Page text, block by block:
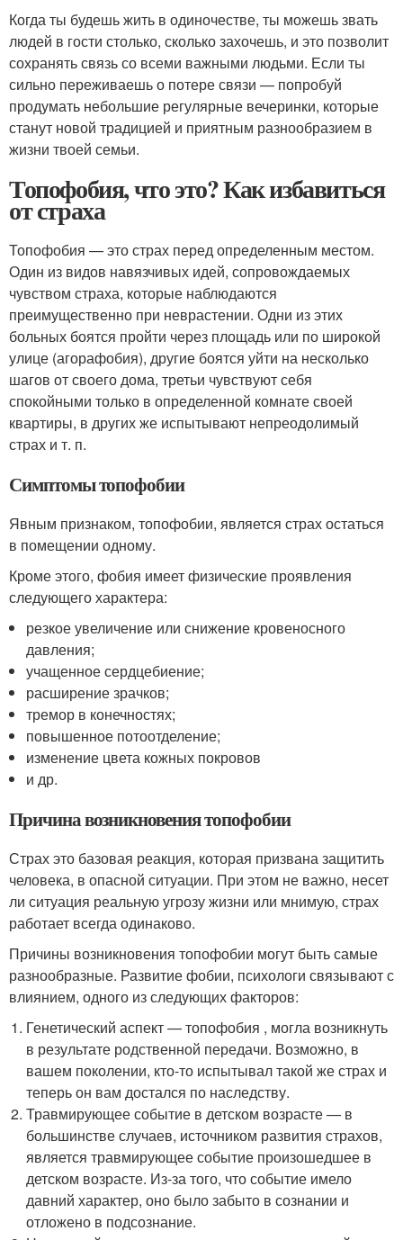
Когда ты будешь жить в одиночестве, ты можешь звать
людей в гости столько, сколько захочешь, и это позволит
сохранять связь со всеми важными людьми. Если ты
сильно переживаешь о потере связи — попробуй
продумать небольшие регулярные вечеринки, которые
станут новой традицией и приятным разнообразием в
жизни твоей семьи.
Топофобия, что это? Как избавиться
от страха
Топофобия — это страх перед определенным местом.
Один из видов навязчивых идей, сопровождаемых
чувством страха, которые наблюдаются
преимущественно при неврастении. Одни из этих
больных боятся пройти через площадь или по широкой
улице (агорафобия), другие боятся уйти на несколько
шагов от своего дома, третьи чувствуют себя
спокойными только в определенной комнате своей
квартиры, в других же испытывают непреодолимый
страх и т. п.
Симптомы топофобии
Явным признаком, топофобии, является страх остаться
в помещении одному.
Кроме этого, фобия имеет физические проявления
следующего характера:
резкое увеличение или снижение кровеносного
давления;
учащенное сердцебиение;
расширение зрачков;
тремор в конечностях;
повышенное потоотделение;
изменение цвета кожных покровов
и др.
Причина возникновения топофобии
Страх это базовая реакция, которая призвана защитить
человека, в опасной ситуации. При этом не важно, несет
ли ситуация реальную угрозу жизни или мнимую, страх
работает всегда одинаково.
Причины возникновения топофобии могут быть самые
разнообразные. Развитие фобии, психологи связывают с
влиянием, одного из следующих факторов:
Генетический аспект — топофобия , могла возникнуть
в результате родственной передачи. Возможно, в
вашем поколении, кто-то испытывал такой же страх и
теперь он вам достался по наследству.
Травмирующее событие в детском возрасте — в
большинстве случаев, источником развития страхов,
является травмирующее событие произошедшее в
детском возрасте. Из-за того, что событие имело
давний характер, оно было забыто в сознании и
отложено в подсознание.